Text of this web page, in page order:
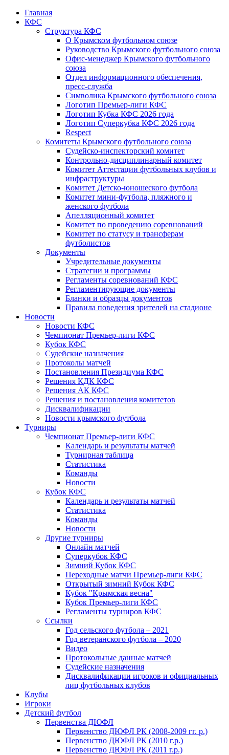
Главная
КФС
Структура КФС
О Крымском футбольном союзе
Руководство Крымского футбольного союза
Офис-менеджер Крымского футбольного
союза
Отдел информационного обеспечения,
пресс-служба
Символика Крымского футбольного союза
Логотип Премьер-лиги КФС
Логотип Кубка КФС 2026 года
Логотип Суперкубка КФС 2026 года
Respect
Комитеты Крымского футбольного союза
Судейско-инспекторский комитет
Контрольно-дисциплинарный комитет
Комитет Аттестации футбольных клубов и
инфраструктуры
Комитет Детско-юношеского футбола
Комитет мини-футбола, пляжного и
женского футбола
Апелляционный комитет
Комитет по проведению соревнований
Комитет по статусу и трансферам
футболистов
Документы
Учредительные документы
Стратегии и программы
Регламенты соревнований КФС
Регламентирующие документы
Бланки и образцы документов
Правила поведения зрителей на стадионе
Новости
Новости КФС
Чемпионат Премьер-лиги КФС
Кубок КФС
Судейские назначения
Протоколы матчей
Постановления Президиума КФС
Решения КДК КФС
Решения АК КФС
Решения и постановления комитетов
Дисквалификации
Новости крымского футбола
Турниры
Чемпионат Премьер-лиги КФС
Календарь и результаты матчей
Турнирная таблица
Статистика
Команды
Новости
Кубок КФС
Календарь и результаты матчей
Статистика
Команды
Новости
Другие турниры
Онлайн матчей
Суперкубок КФС
Зимний Кубок КФС
Переходные матчи Премьер-лиги КФС
Открытый зимний Кубок КФС
Кубок "Крымская весна"
Кубок Премьер-лиги КФС
Регламенты турниров КФС
Ссылки
Год сельского футбола – 2021
Год ветеранского футбола – 2020
Видео
Протокольные данные матчей
Судейские назначения
Дисквалификации игроков и официальных
лиц футбольных клубов
Клубы
Игроки
Детский футбол
Первенства ДЮФЛ
Первенство ДЮФЛ РК (2008-2009 гг. р.)
Первенство ДЮФЛ РК (2010 г.р.)
Первенство ДЮФЛ РК (2011 г.р.)